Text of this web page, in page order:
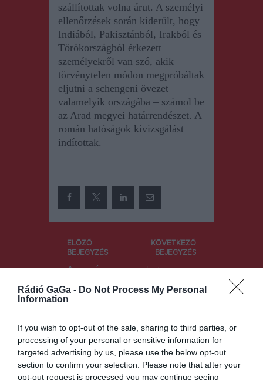
Rádió GaGa - Do Not Process My Personal
Information
If you wish to opt-out of the sale, sharing to third parties, or
processing of your personal or sensitive information for
targeted advertising by us, please use the below opt-out
section to confirm your selection. Please note that after your
opt-out request is processed you may continue seeing
szállítottak volna árut. A személyi
ellenőrzések során kiderült, hogy
Indiából, Pakisztánból, Irakból és
Törökországból érkezett
személyekről van szó, akik
törvénytelen módon megpróbáltak
eljutni a schengeni övezet
valamelyik országába – számol be
az Arad megyei határrendészet. A
román hatóságok kivizsgálást
indítottak.
Bejegyzés
navigáció
ELŐZŐ
BEJEGYZÉS
A román
célul tűzte
ki a
ség javítását
KÖVETKEZŐ
BEJEGYZÉS
Ingyenesen
a
kevesen
élnek a
lehetőséggel